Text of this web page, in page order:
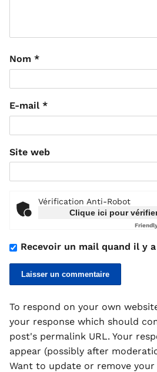
Nom *
E-mail *
Site web
Vérification Anti-Robot
Clique ici pour
Recevoir un mail quand il y
To respond on your own
your response which should
post's permalink URL. Your
appear (possibly after
Want to update or remove your